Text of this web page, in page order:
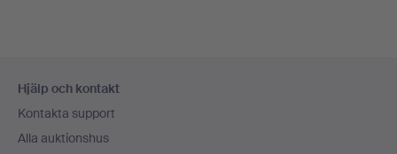
Hjälp och kontakt
Kontakta support
Alla auktionshus